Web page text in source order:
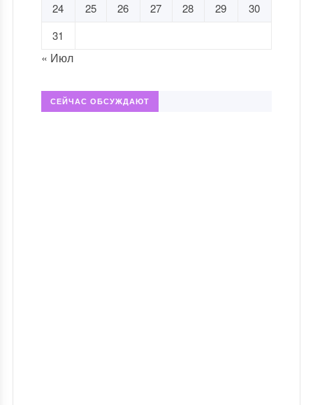
24
25 26 27 28 29
30
31
« Июл
СЕЙЧАС ОБСУЖДАЮТ